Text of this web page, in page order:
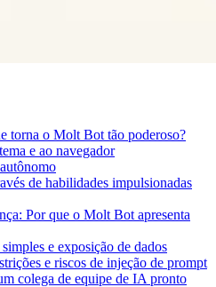
torna o Molt Bot tão poderoso?
e ao navegador
de habilidades impulsionadas
Por que o Molt Bot apresenta
e exposição de dados
e riscos de injeção de prompt
colega de equipe de IA pronto